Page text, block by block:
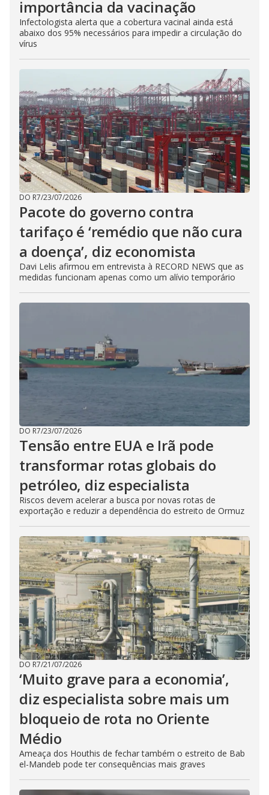
importância da vacinação
Infectologista alerta que a cobertura vacinal ainda está
abaixo dos 95% necessários para impedir a circulação do
vírus
DO R7/23/07/2026
Pacote do governo contra
tarifaço é ‘remédio que não cura
a doença’, diz economista
Davi Lelis afirmou em entrevista à RECORD NEWS que as
medidas funcionam apenas como um alívio temporário
DO R7/23/07/2026
Tensão entre EUA e Irã pode
transformar rotas globais do
petróleo, diz especialista
Riscos devem acelerar a busca por novas rotas de
exportação e reduzir a dependência do estreito de Ormuz
DO R7/21/07/2026
‘Muito grave para a economia’,
diz especialista sobre mais um
bloqueio de rota no Oriente
Médio
Ameaça dos Houthis de fechar também o estreito de Bab
el-Mandeb pode ter consequências mais graves